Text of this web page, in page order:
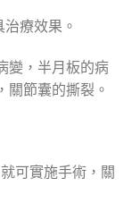
療效果。
變，半月板的病
關節囊的撕裂。
可實施手術，關